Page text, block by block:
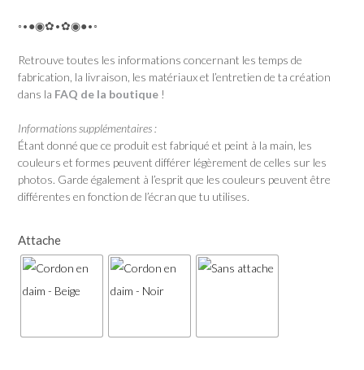
◦•●◉✿•✿◉●•◦
Retrouve toutes les informations concernant les temps de
fabrication, la livraison, les matériaux et l’entretien de ta création
dans la FAQ de la boutique !
Informations supplémentaires :
Étant donné que ce produit est fabriqué et peint à la main, les
couleurs et formes peuvent différer légèrement de celles sur les
photos. Garde également à l’esprit que les couleurs peuvent être
différentes en fonction de l’écran que tu utilises.
Attache